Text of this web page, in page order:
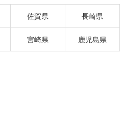
佐賀県 長崎県
宮崎県 鹿児島県